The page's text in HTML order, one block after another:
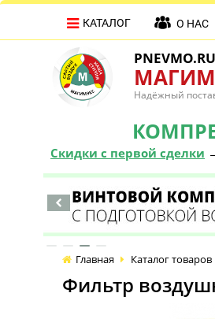
PNEVMO.RU
Надёжный
Скидки с первой сделки
КАТАЛОГ О НАС
Главная Каталог товаров
Фильтр